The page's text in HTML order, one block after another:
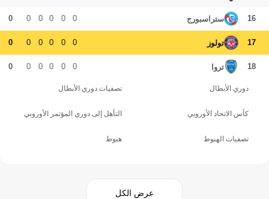
16 ستراسبورج 0
0
0
0
0
0
17 تولوز 0
0
0
0
0
0
18 تروا 0
0
0
0
0
0
دوري الأبطال تصفيات دوري الأبطال
كأس الاتحاد الأوروبي التأهل إلى دوري المؤتمر الأوروبي
تصفيات الهبوط هبوط
عرض الكل